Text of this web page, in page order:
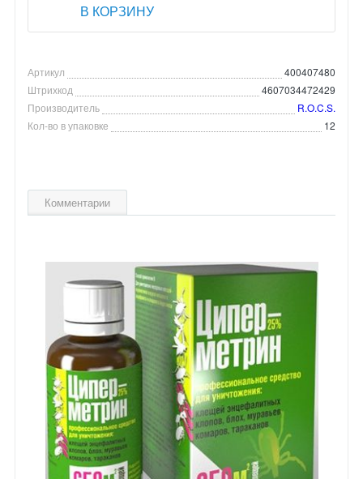
В КОРЗИНУ
Артикул
400407480
Штрихкод
4607034472429
Производитель
R.O.C.S.
Кол-во в упаковке
12
Комментарии